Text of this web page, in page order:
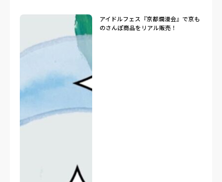
アイドルフェス『京都爛漫会』で京も
のさんぽ商品をリアル販売！